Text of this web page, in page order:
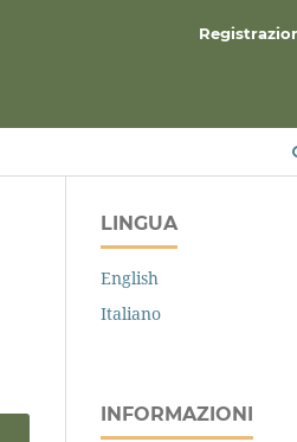
LINGUA
English
Italiano
INFORMAZIONI